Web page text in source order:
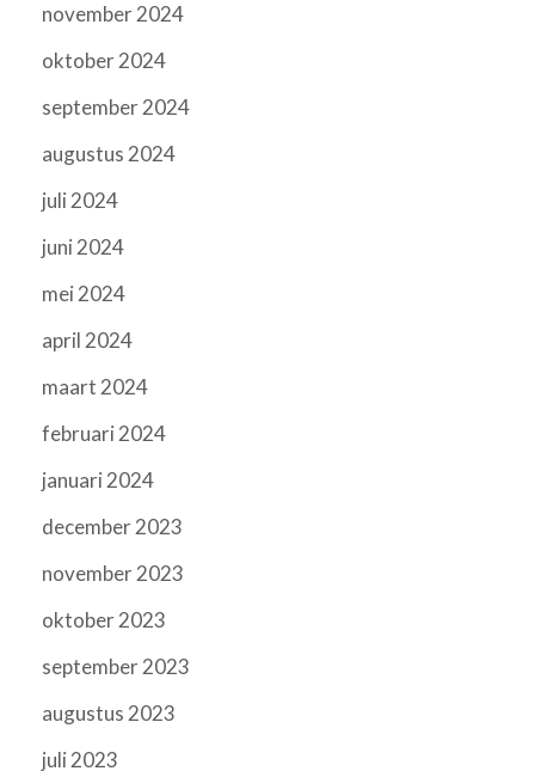
november 2024
oktober 2024
september 2024
augustus 2024
juli 2024
juni 2024
mei 2024
april 2024
maart 2024
februari 2024
januari 2024
december 2023
november 2023
oktober 2023
september 2023
augustus 2023
juli 2023